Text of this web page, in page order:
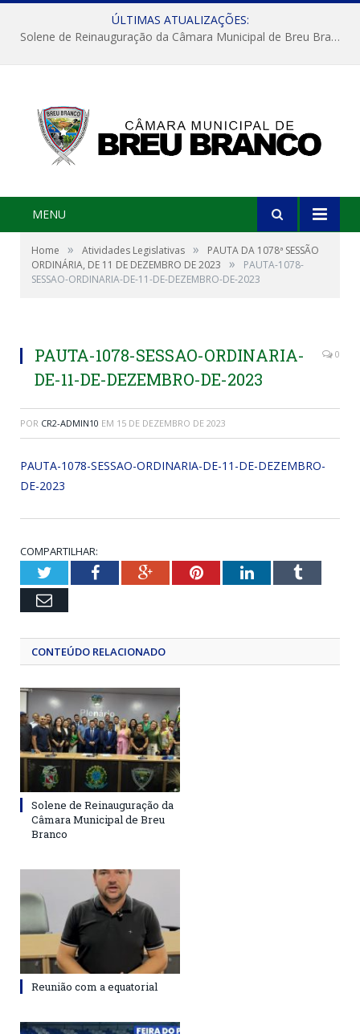
ÚLTIMAS ATUALIZAÇÕES:
Solene de Reinauguração da Câmara Municipal de Breu Branco
MENU
Home » Atividades Legislativas »
PAUTA DA 1078ª SESSÃO
ORDINÁRIA, DE 11 DE DEZEMBRO DE 2023
»
PAUTA-1078-
SESSAO-ORDINARIA-DE-11-DE-DEZEMBRO-DE-2023
PAUTA-1078-SESSAO-ORDINARIA-
DE-11-DE-DEZEMBRO-DE-2023
0
POR CR2-ADMIN10 EM 15 DE DEZEMBRO DE 2023
PAUTA-1078-SESSAO-ORDINARIA-DE-11-DE-DEZEMBRO-
DE-2023
COMPARTILHAR:
TwitterFacebookGoogle+PinterestLinkedInTumblr
Email
CONTEÚDO RELACIONADO
Solene de Reinauguração da
Câmara Municipal de Breu
Branco
Reunião com a equatorial